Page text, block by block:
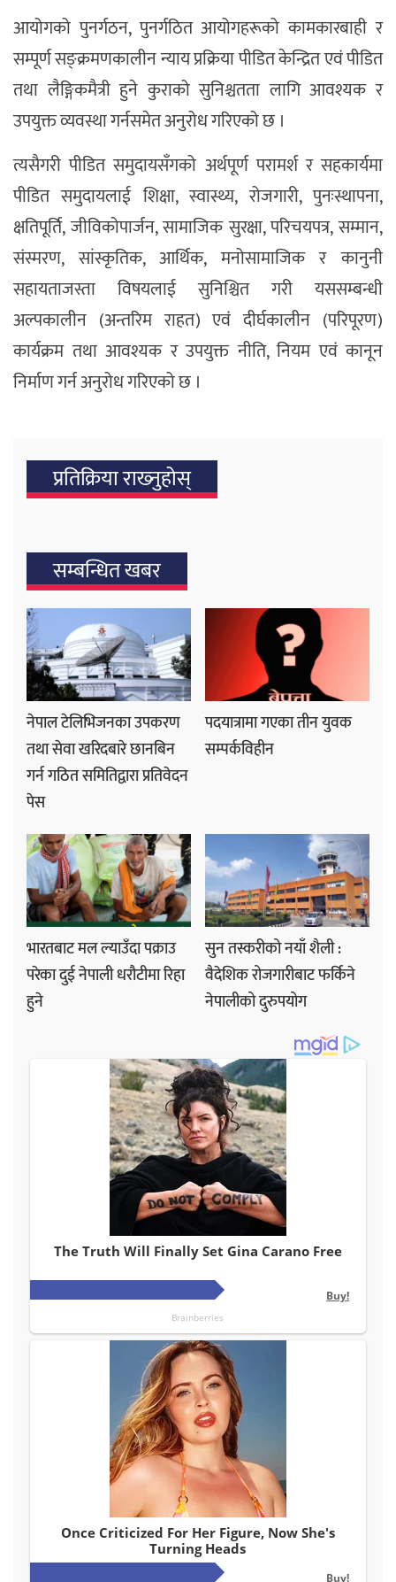
आयोगको पुनर्गठन, पुनर्गठित आयोगहरूको कामकारबाही र
सम्पूर्ण सङ्क्रमणकालीन न्याय प्रक्रिया पीडित केन्द्रित एवं पीडित
तथा लैङ्गिकमैत्री हुने कुराको सुनिश्चतता लागि आवश्यक र
उपयुक्त व्यवस्था गर्नसमेत अनुरोध गरिएको छ ।
त्यसैगरी पीडित समुदायसँगको अर्थपूर्ण परामर्श र सहकार्यमा
पीडित समुदायलाई शिक्षा, स्वास्थ्य, रोजगारी, पुनःस्थापना,
क्षतिपूर्ति, जीविकोपार्जन, सामाजिक सुरक्षा, परिचयपत्र, सम्मान,
संस्मरण, सांस्कृतिक, आर्थिक, मनोसामाजिक र कानुनी
सहायताजस्ता विषयलाई सुनिश्चित गरी यससम्बन्धी
अल्पकालीन (अन्तरिम राहत) एवं दीर्घकालीन (परिपूरण)
कार्यक्रम तथा आवश्यक र उपयुक्त नीति, नियम एवं कानून
निर्माण गर्न अनुरोध गरिएको छ ।
प्रतिक्रिया राख्‍नुहोस्
सम्बन्धित खबर
नेपाल टेलिभिजनका उपकरण
तथा सेवा खरिदबारे छानबिन
गर्न गठित समितिद्वारा प्रतिवेदन
पेस
पदयात्रामा गएका तीन युवक
सम्पर्कविहीन
भारतबाट मल ल्याउँदा पक्राउ
परेका दुई नेपाली धरौटीमा रिहा
हुने
सुन तस्करीको नयाँ शैली :
वैदेशिक रोजगारीबाट फर्किने
नेपालीको दुरुपयोग